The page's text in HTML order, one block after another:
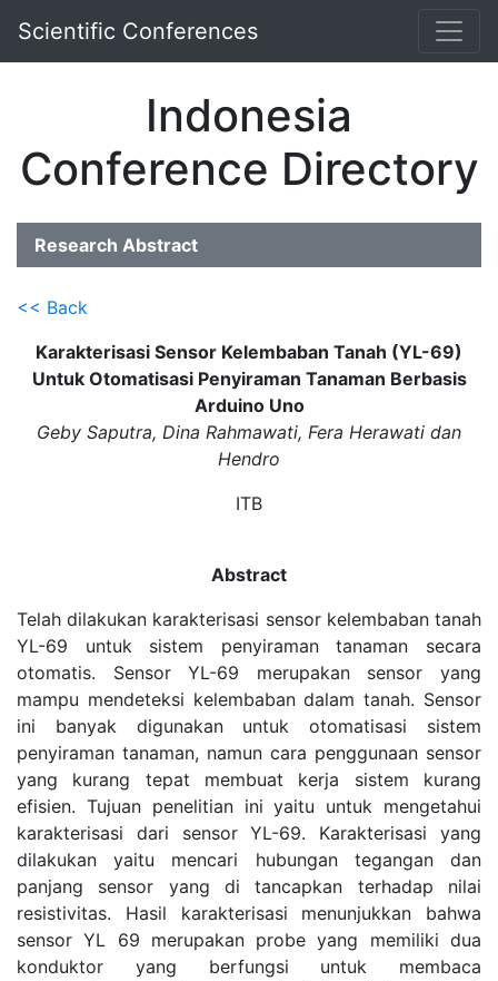
Scientific Conferences
Indonesia
Conference Directory
Research Abstract
<< Back
Karakterisasi Sensor Kelembaban Tanah (YL-69)
Untuk Otomatisasi Penyiraman Tanaman Berbasis
Arduino Uno
Geby Saputra, Dina Rahmawati, Fera Herawati dan
Hendro
ITB
Abstract
Telah dilakukan karakterisasi sensor kelembaban tanah
YL-69 untuk sistem penyiraman tanaman secara
otomatis. Sensor YL-69 merupakan sensor yang
mampu mendeteksi kelembaban dalam tanah. Sensor
ini banyak digunakan untuk otomatisasi sistem
penyiraman tanaman, namun cara penggunaan sensor
yang kurang tepat membuat kerja sistem kurang
efisien. Tujuan penelitian ini yaitu untuk mengetahui
karakterisasi dari sensor YL-69. Karakterisasi yang
dilakukan yaitu mencari hubungan tegangan dan
panjang sensor yang di tancapkan terhadap nilai
resistivitas. Hasil karakterisasi menunjukkan bahwa
sensor YL 69 merupakan probe yang memiliki dua
konduktor yang berfungsi untuk membaca